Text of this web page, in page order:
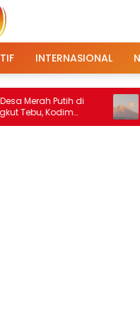
INTERNASIONAL
di
Gunung
Kolom